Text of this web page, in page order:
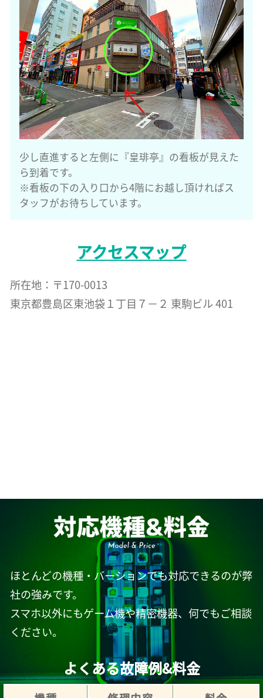
少し直進すると左側に『皇琲亭』の看板が見えた
ら到着です。
※看板の下の入り口から4階にお越し頂ければス
タッフがお待ちしています。
アクセスマップ
所在地：〒170-0013
東京都豊島区東池袋１丁目７−２ 東駒ビル 401
ほとんどの機種・バーションでも対応できるのが弊
社の強みです。
スマホ以外にもゲーム機や精密機器、何でもご相談
ください。
よくある故障例&料金